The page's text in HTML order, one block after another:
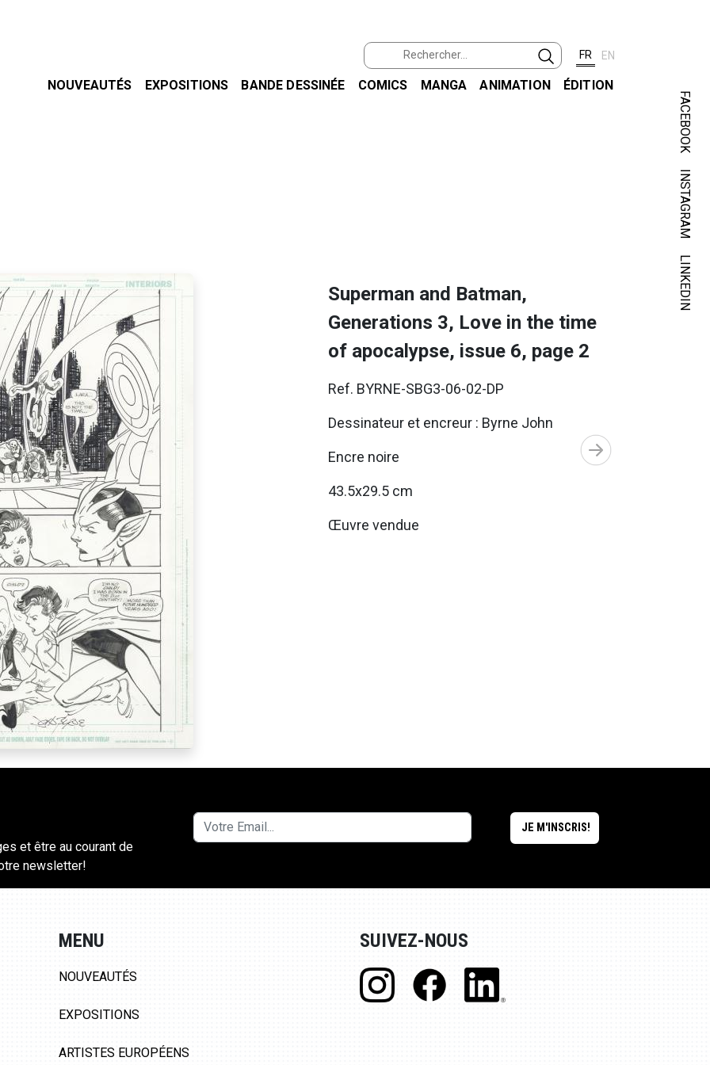
FR EN
NOUVEAUTÉS EXPOSITIONS BANDE DESSINÉE COMICS MANGA ANIMATION ÉDITION
FACEBOOK
INSTAGRAM
LINKEDIN
Superman and Batman,
Generations 3, Love in the time
of apocalypse, issue 6, page 2
Ref. BYRNE-SBG3-06-02-DP
Dessinateur et encreur : Byrne John
Encre noire
43.5x29.5 cm
Œuvre vendue
et être au courant de
newsletter!
MENU
NOUVEAUTÉS
EXPOSITIONS
ARTISTES EUROPÉENS
SUIVEZ-NOUS